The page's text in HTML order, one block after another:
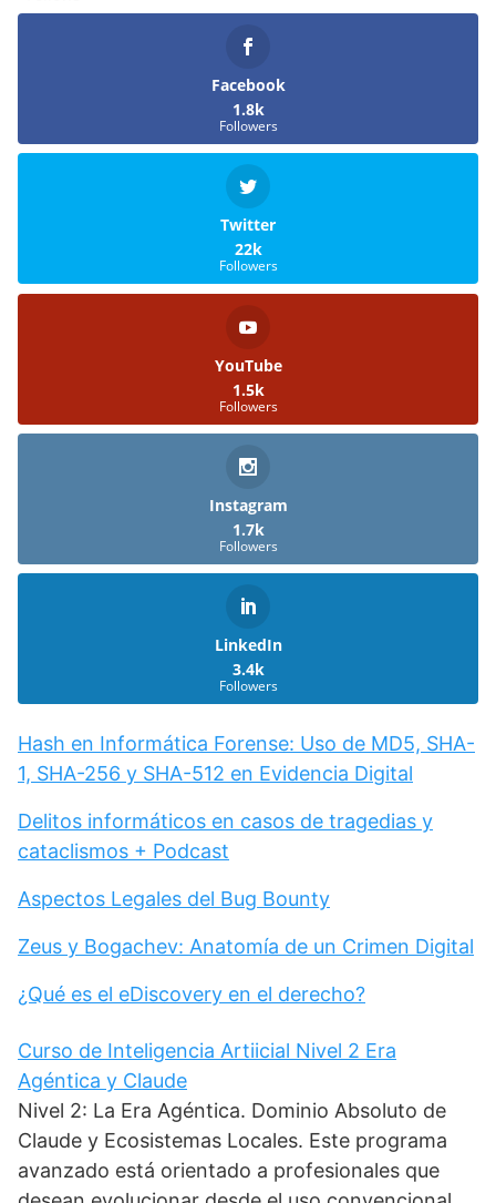
Facebook
1.8k
Followers
Twitter
22k
Followers
YouTube
1.5k
Followers
Instagram
1.7k
Followers
LinkedIn
3.4k
Followers
Hash en Informática Forense: Uso de MD5, SHA-
1, SHA-256 y SHA-512 en Evidencia Digital
Delitos informáticos en casos de tragedias y
cataclismos + Podcast
Aspectos Legales del Bug Bounty
Zeus y Bogachev: Anatomía de un Crimen Digital
¿Qué es el eDiscovery en el derecho?
Curso de Inteligencia Artiicial Nivel 2 Era
Agéntica y Claude
Nivel 2: La Era Agéntica. Dominio Absoluto de
Claude y Ecosistemas Locales. Este programa
avanzado está orientado a profesionales que